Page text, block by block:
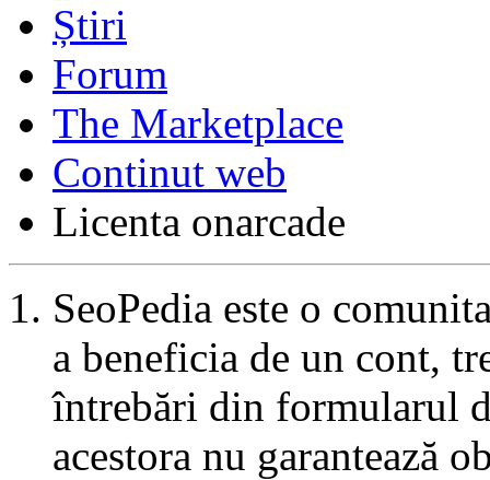
Forum
The Marketplace
Continut web
Licenta onarcade
SeoPedia este o
a beneficia de un cont,
întrebări din formularul
acestora nu garantează